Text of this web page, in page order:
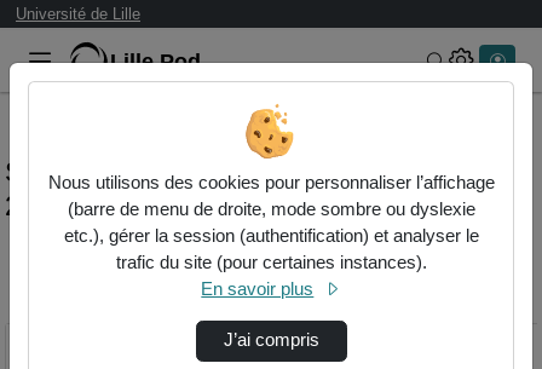
Université de Lille
Lille.Pod Rechercher
Statistiques de visualisation de la vidéo
2026l3man_stage delaunay ugo.mp4
Modifier la période de
Vue de la journée
Nous utilisons des cookies pour personnaliser l’affichage
(barre de menu de droite, mode sombre ou dyslexie
etc.), gérer la session (authentification) et analyser le
trafic du site (pour certaines instances).
En savoir plus
J’ai compris